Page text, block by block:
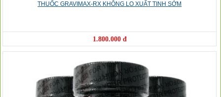
THUỐC GRAVIMAX-RX KHÔNG LO XUẤT TINH SỚM
1.800.000 đ